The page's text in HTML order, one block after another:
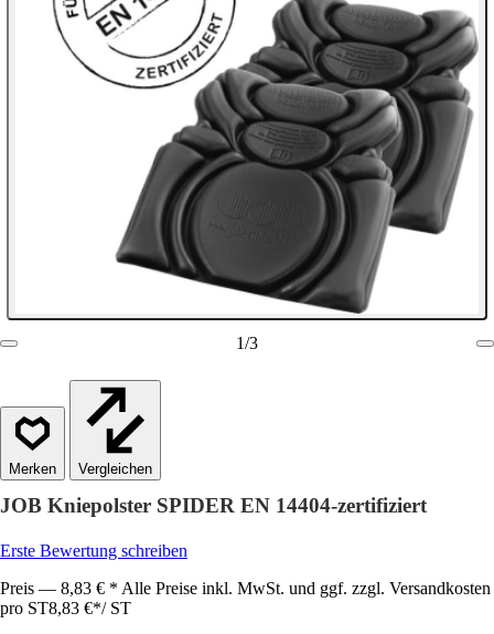
1/3
Vergleichen
JOB Kniepolster SPIDER EN 14404-zertifiziert
Erste Bewertung schreiben
Preis — 8,83 € * Alle Preise inkl. MwSt. und ggf. zzgl. Versandkosten
pro ST8,83 €*/ ST